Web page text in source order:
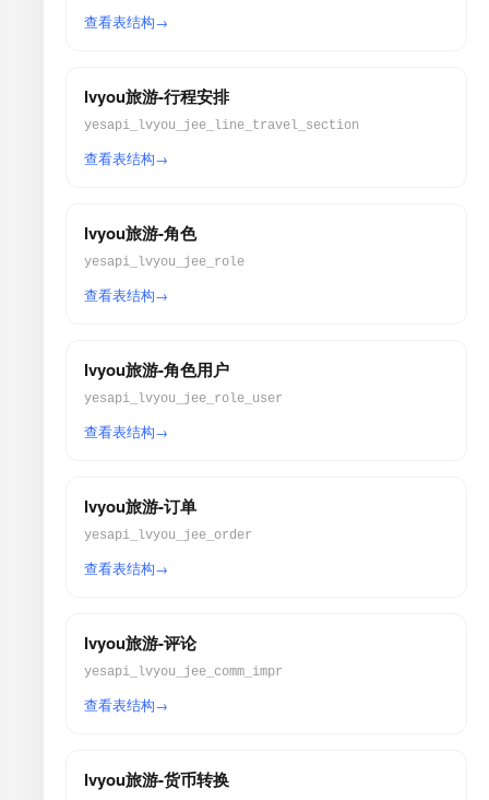
查看表结构
lvyou旅游-行程安排
yesapi_lvyou_jee_line_travel_section
查看表结构
lvyou旅游-角色
yesapi_lvyou_jee_role
查看表结构
lvyou旅游-角色用户
yesapi_lvyou_jee_role_user
查看表结构
lvyou旅游-订单
yesapi_lvyou_jee_order
查看表结构
lvyou旅游-评论
yesapi_lvyou_jee_comm_impr
查看表结构
lvyou旅游-货币转换